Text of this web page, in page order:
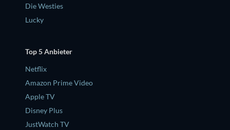
Die Westies
Lucky
Top 5 Anbieter
Netflix
Amazon Prime Video
Apple TV
Disney Plus
JustWatch TV